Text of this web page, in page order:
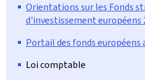
Orientations sur les Fonds
d'investissement européens
Portail des fonds européens
Loi comptable